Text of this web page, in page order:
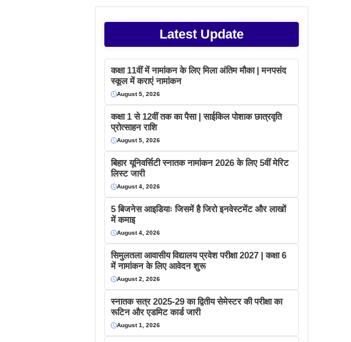
Latest Update
कक्षा 11वीं में नामांकन के लिए मिला अंतिम मौका | मनपसंद
स्कूल में कराएं नामांकन
August 5, 2026
कक्षा 1 से 12वीं तक का पैसा | साईकिल पोशाक छात्रवृति
प्रोत्साहन राशि
August 5, 2026
बिहार यूनिवर्सिटी स्नातक नामांकन 2026 के लिए 5वीं मेरिट
लिस्ट जारी
August 4, 2026
5 बिजनेस आइडियाः जिसमें है जिरो इनवेस्टमेंट और लाखों
में कमाइ
August 4, 2026
सिमुलतला आवासीय विद्यालय प्रवेश परीक्षा 2027 | कक्षा 6
में नामांकन के लिए आवेदन शुरू
August 2, 2026
स्नातक सत्र 2025-29 का द्वितीय सेमेस्टर की परीक्षा का
रूटिन और एडमिट कार्ड जारी
August 1, 2026